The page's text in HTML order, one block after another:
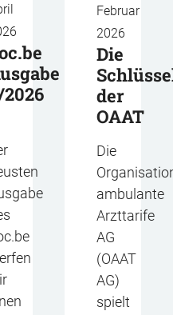
Februar
2026
Die
der
OAAT
Die
ambulante
Arzttarife
AG
(OAAT
AG)
spielt